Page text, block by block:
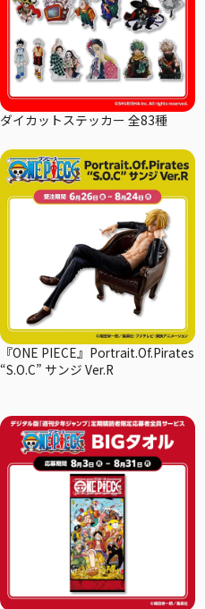
ダイカットステッカー 全83種
『ONE PIECE』Portrait.Of.Pirates
“S.O.C” サンジ Ver.R